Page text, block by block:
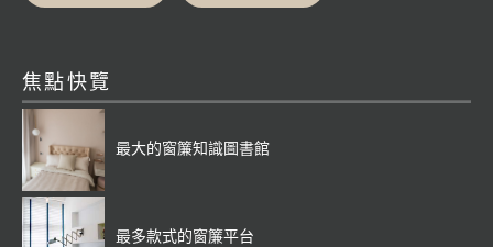
焦點快覽
最大的窗簾知識圖書館
最多款式的窗簾平台